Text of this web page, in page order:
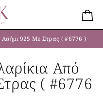
Ασήμι 925 Με Στρας ( #6776 )
Από
( #6776